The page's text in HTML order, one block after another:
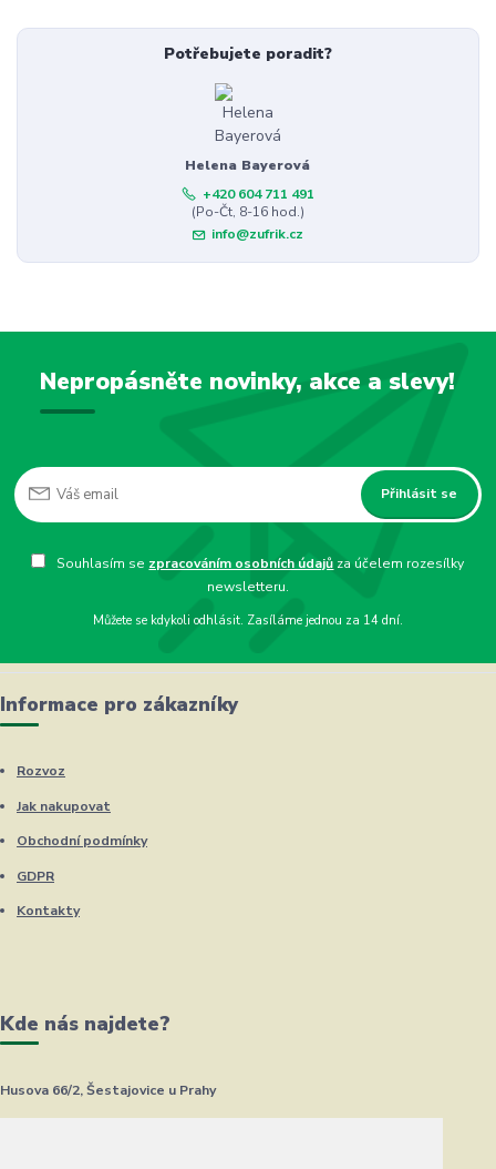
Potřebujete poradit?
Helena Bayerová
+420 604 711 491
(Po-Čt, 8-16 hod.)
info@zufrik.cz
Nepropásněte novinky, akce a slevy!
Přihlásit se
Souhlasím se zpracováním osobních údajů za účelem rozesílky
newsletteru.
Můžete se kdykoli odhlásit. Zasíláme jednou za 14 dní.
Informace pro zákazníky
Rozvoz
Jak nakupovat
Obchodní podmínky
GDPR
Kontakty
Kde nás najdete?
Husova 66/2, Šestajovice u Prahy